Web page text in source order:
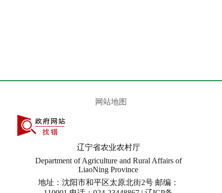
网站地图
辽宁省农业农村厅
Department of Agriculture and Rural Affairs of
LiaoNing Province
地址：沈阳市和平区太原北街2号 邮编：